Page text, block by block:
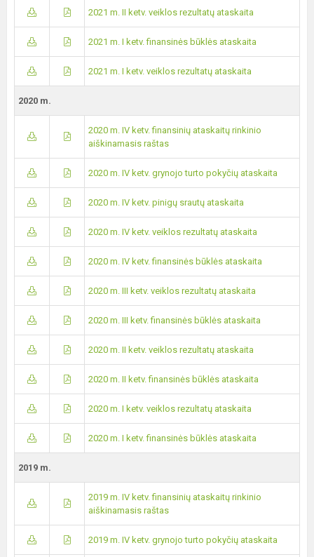
2021 m. II ketv. veiklos rezultatų ataskaita
2021 m. I ketv. finansinės būklės ataskaita
2021 m. I ketv. veiklos rezultatų ataskaita
2020 m.
2020 m. IV ketv. finansinių ataskaitų rinkinio
aiškinamasis raštas
2020 m. IV ketv. grynojo turto pokyčių ataskaita
2020 m. IV ketv. pinigų srautų ataskaita
2020 m. IV ketv. veiklos rezultatų ataskaita
2020 m. IV ketv. finansinės būklės ataskaita
2020 m. III ketv. veiklos rezultatų ataskaita
2020 m. III ketv. finansinės būklės ataskaita
2020 m. II ketv. veiklos rezultatų ataskaita
2020 m. II ketv. finansinės būklės ataskaita
2020 m. I ketv. veiklos rezultatų ataskaita
2020 m. I ketv. finansinės būklės ataskaita
2019 m.
2019 m. IV ketv. finansinių ataskaitų rinkinio
aiškinamasis raštas
2019 m. IV ketv. grynojo turto pokyčių ataskaita